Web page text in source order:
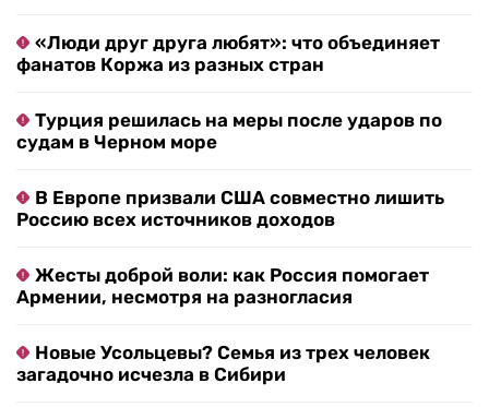
«Люди друг друга любят»: что объединяет
фанатов Коржа из разных стран
Турция решилась на меры после ударов по
судам в Черном море
В Европе призвали США совместно лишить
Россию всех источников доходов
Жесты доброй воли: как Россия помогает
Армении, несмотря на разногласия
Новые Усольцевы? Семья из трех человек
загадочно исчезла в Сибири